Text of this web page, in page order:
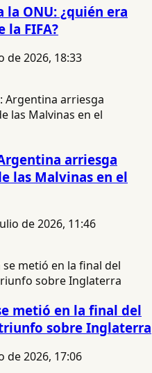
ONU: ¿quién era
la FIFA?
de 2026, 18:33
arriesga
las Malvinas en el
de 2026, 11:46
metió en la final del
sobre Inglaterra
de 2026, 17:06